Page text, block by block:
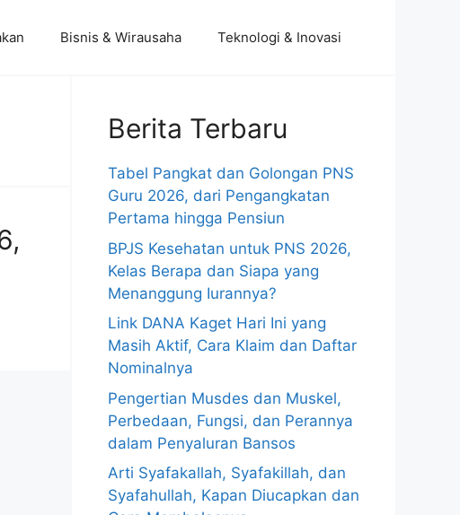
Bisnis & Wirausaha Teknologi & Inovasi
Berita Terbaru
Tabel Pangkat dan Golongan PNS
Guru 2026, dari Pengangkatan
Pertama hingga Pensiun
BPJS Kesehatan untuk PNS 2026,
Kelas Berapa dan Siapa yang
Menanggung Iurannya?
Link DANA Kaget Hari Ini yang
Masih Aktif, Cara Klaim dan Daftar
Nominalnya
Pengertian Musdes dan Muskel,
Perbedaan, Fungsi, dan Perannya
dalam Penyaluran Bansos
Arti Syafakallah, Syafakillah, dan
Syafahullah, Kapan Diucapkan dan